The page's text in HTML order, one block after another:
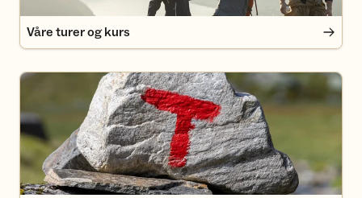
Våre turer og kurs
Medlemsfordeler i Turlaget